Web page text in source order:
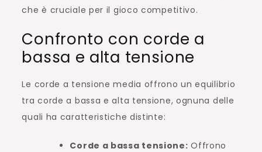
che è cruciale per il gioco competitivo.
Confronto con corde a
bassa e alta tensione
Le corde a tensione media offrono un equilibrio
tra corde a bassa e alta tensione, ognuna delle
quali ha caratteristiche distinte:
Corde a bassa tensione: Offrono